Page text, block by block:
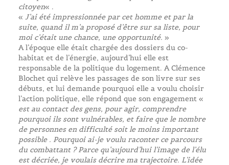
citoyen« .
« J’ai été impressionnée par cet homme et par la
suite, quand il m’a proposé d’être sur sa liste, pour
moi c’était une chance, une opportunité. »
A l’époque elle était chargée des dossiers du co-
habitat et de l’énergie, aujourd’hui elle est
responsable de la politique du logement. A Clémence
Blochet qui relève les passages de son livre sur ses
débuts, et lui demande pourquoi elle a voulu choisir
l’action politique, elle répond que son engagement «
est au contact des gens, pour agir, comprendre
pourquoi ils sont vulnérables, et faire que le nombre
de personnes en difficulté soit le moins important
possible . Pourquoi ai-je voulu raconter ce parcours
du combattant ? Parce qu’aujourd’hui l’image de l’élu
est décriée, je voulais décrire ma trajectoire. L’idée